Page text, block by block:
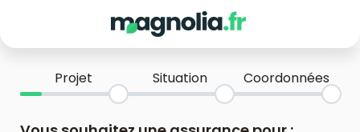
Projet Situation Coordonnées